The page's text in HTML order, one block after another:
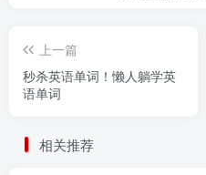
上一篇
秒杀英语单词！懒人躺学英
语单词
相关推荐